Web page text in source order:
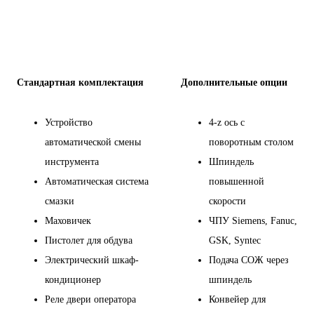
Стандартная комплектация
Устройство
автоматической смены
инструмента
Автоматическая система
смазки
Маховичек
Пистолет для обдува
Электрический шкаф-
кондиционер
Реле двери оператора
Дополнительные опции
4-z ось с
поворотным столом
Шпиндель
повышенной
скорости
ЧПУ Siemens, Fanuc,
GSK, Syntec
Подача СОЖ через
шпиндель
Конвейер для